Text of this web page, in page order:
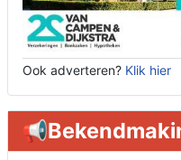
Ook adverteren? Klik hier